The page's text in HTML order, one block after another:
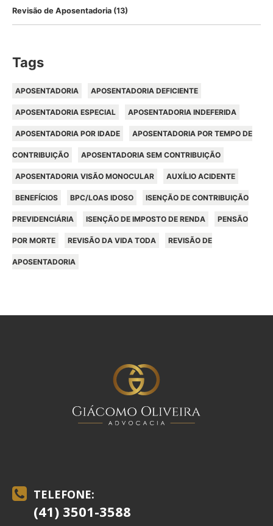
Revisão de Aposentadoria (13)
Tags
APOSENTADORIA APOSENTADORIA DEFICIENTE
APOSENTADORIA ESPECIAL APOSENTADORIA INDEFERIDA
APOSENTADORIA POR IDADE APOSENTADORIA POR TEMPO DE
CONTRIBUIÇÃO APOSENTADORIA SEM CONTRIBUIÇÃO
APOSENTADORIA VISÃO MONOCULAR AUXÍLIO ACIDENTE
BENEFÍCIOS BPC/LOAS IDOSO ISENÇÃO DE CONTRIBUIÇÃO
PREVIDENCIÁRIA ISENÇÃO DE IMPOSTO DE RENDA PENSÃO
POR MORTE REVISÃO DA VIDA TODA REVISÃO DE
APOSENTADORIA
TELEFONE:
(41) 3501-3588